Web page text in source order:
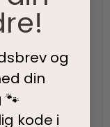
og
din
kode i